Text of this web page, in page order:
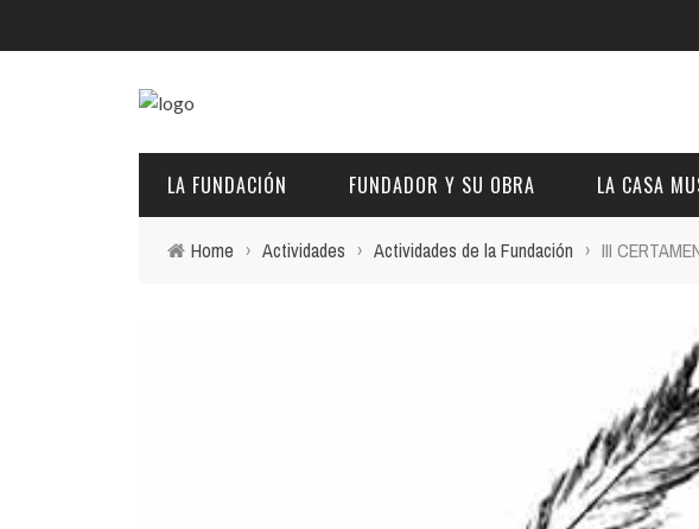
LA FUNDACIÓN FUNDADOR Y SU OBRA LA CASA
FOTOMONTAJES
Home › Actividades › Actividades de la Fundación › III